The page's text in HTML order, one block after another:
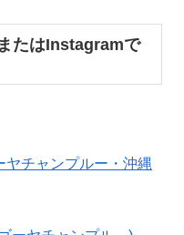
たはInstagramで
ヤチャンプルー・沖縄